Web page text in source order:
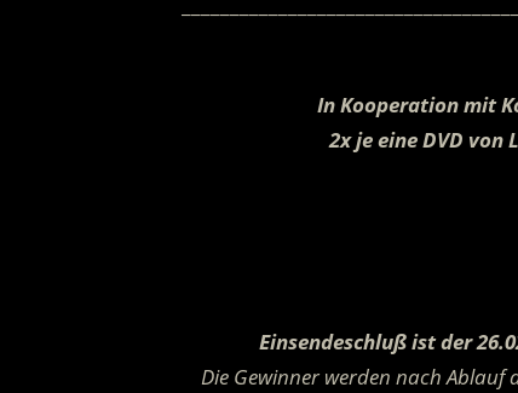
In Kooperation mit
2x je eine DVD von
Einsendeschluß ist der
Die Gewinner werden nach Ablauf